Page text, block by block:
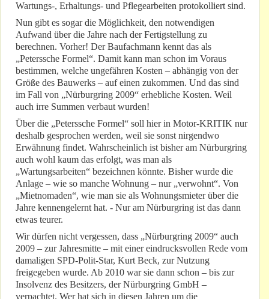
Wartungs-, Erhaltungs- und Pflegearbeiten protokolliert sind.
Nun gibt es sogar die Möglichkeit, den notwendigen
Aufwand über die Jahre nach der Fertigstellung zu
berechnen. Vorher! Der Baufachmann kennt das als
„Peterssche Formel“. Damit kann man schon im Voraus
bestimmen, welche ungefähren Kosten – abhängig von der
Größe des Bauwerks – auf einen zukommen. Und das sind
im Fall von „Nürburgring 2009“ erhebliche Kosten. Weil
auch irre Summen verbaut wurden!
Über die „Peterssche Formel“ soll hier in Motor-KRITIK nur
deshalb gesprochen werden, weil sie sonst nirgendwo
Erwähnung findet. Wahrscheinlich ist bisher am Nürburgring
auch wohl kaum das erfolgt, was man als
„Wartungsarbeiten“ bezeichnen könnte. Bisher wurde die
Anlage – wie so manche Wohnung – nur „verwohnt“. Von
„Mietnomaden“, wie man sie als Wohnungsmieter über die
Jahre kennengelernt hat. - Nur am Nürburgring ist das dann
etwas teurer.
Wir dürfen nicht vergessen, dass „Nürburgring 2009“ auch
2009 – zur Jahresmitte – mit einer eindrucksvollen Rede vom
damaligen SPD-Polit-Star, Kurt Beck, zur Nutzung
freigegeben wurde. Ab 2010 war sie dann schon – bis zur
Insolvenz des Besitzers, der Nürburgring GmbH –
verpachtet. Wer hat sich in diesen Jahren um die